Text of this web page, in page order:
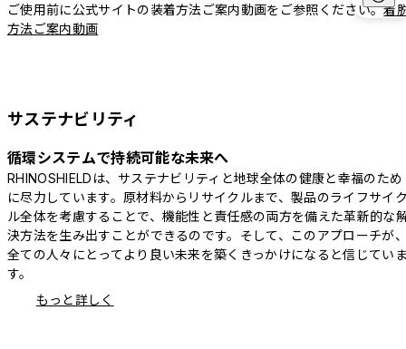
ご使用前に公式サイトの装着方法ご案内動画をご参照ください。着
方法ご案内動画
サステナビリティ
循環システムで持続可能な未来へ
RHINOSHIELDは、サステナビリティと地球全体の健康と幸福のため
に尽力しています。原材料からリサイクルまで、製品のライフサイ
ル全体を考慮することで、機能性と責任感の両方を備えた革新的な
決方法を生み出すことができるのです。そして、このアプローチが
全ての人々にとってより良い未来を築くきっかけになると信じてい
す。
もっと詳しく